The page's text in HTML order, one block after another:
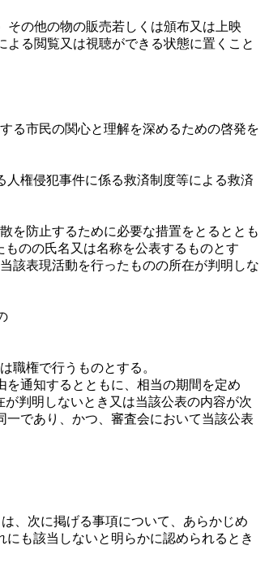
の他の物の販売若しくは頒布又は上映
る閲覧又は視聴ができる状態に置くこと
る市民の関心と理解を深めるための啓発を
権侵犯事件に係る救済制度等による救済
を防止するために必要な措置をとるととも
のの氏名又は名称を公表するものとす
該表現活動を行ったものの所在が判明しな
職権で行うものとする。
通知するとともに、相当の期間を定め
判明しないとき又は当該公表の内容が次
であり、かつ、審査会において当該公表
、次に掲げる事項について、あらかじめ
も該当しないと明らかに認められるとき